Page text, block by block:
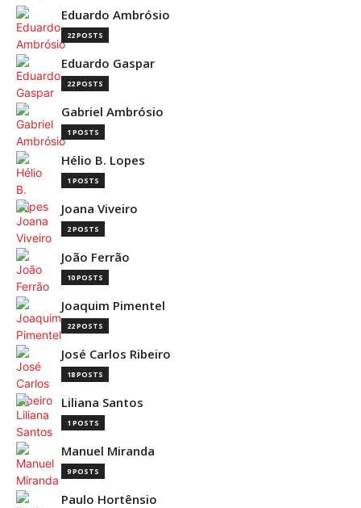
Eduardo Ambrósio
22 POSTS
Eduardo Gaspar
22 POSTS
Gabriel Ambrósio
1 POSTS
Hélio B. Lopes
1 POSTS
Joana Viveiro
2 POSTS
João Ferrão
10 POSTS
Joaquim Pimentel
22 POSTS
José Carlos Ribeiro
18 POSTS
Liliana Santos
1 POSTS
Manuel Miranda
9 POSTS
Paulo Hortênsio